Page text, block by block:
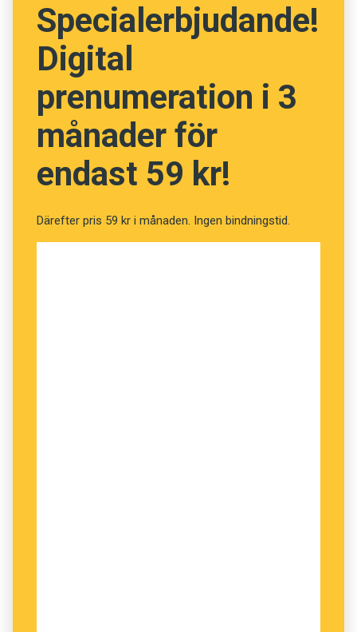
NÄSTA FRÅGA
Specialerbjudande!
Digital
prenumeration i 3
månader för
endast 59 kr!
Därefter pris 59 kr i månaden. Ingen bindningstid.